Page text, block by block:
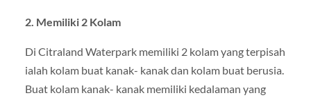
2. Memiliki 2 Kolam
Di Citraland Waterpark memiliki 2 kolam yang terpisah
ialah kolam buat kanak- kanak dan kolam buat berusia.
Buat kolam kanak- kanak memiliki kedalaman yang